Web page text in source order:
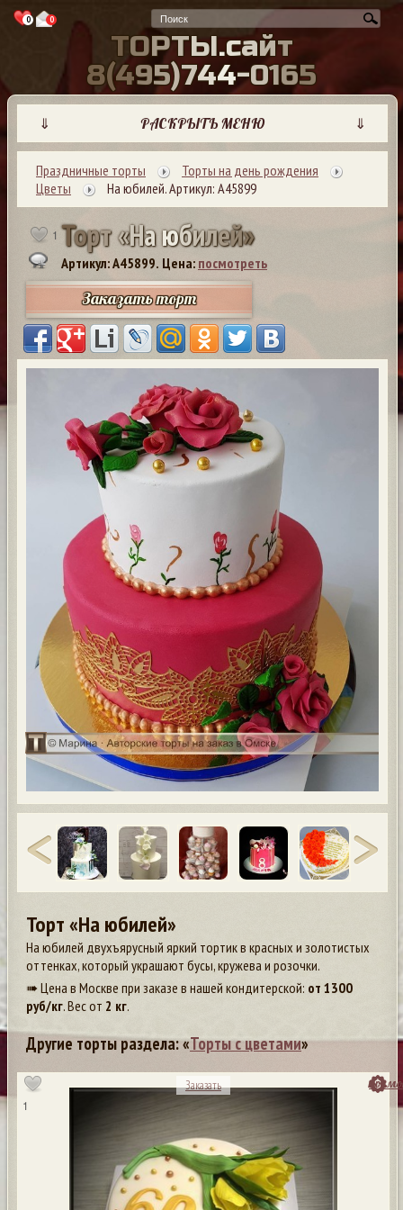
0 0
ТОРТЫ.сайт
8(495)744-0165
⇓ РАСКРЫТЬ МЕНЮ ⇓
Праздничные торты
Торты на день рождения
Цветы
На юбилей. Артикул: А45899
1 Торт«Наюбилей»
Артикул: A45899. Цена: посмотреть
Заказать торт
Торт «На юбилей»
На юбилей двухъярусный яркий тортик в красных и золотистых
оттенках, который украшают бусы, кружева и розочки.
➠ Цена в Москве при заказе в нашей кондитерской: от 1300
руб/кг. Вес от 2 кг.
Другие торты раздела: «Торты с цветами»
1
Заказать